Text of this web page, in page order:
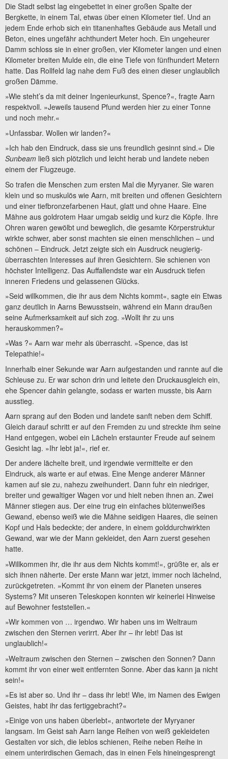
Die Stadt selbst lag eingebettet in einer großen Spalte der
Bergkette, in einem Tal, etwas über einen Kilometer tief. Und an
jedem Ende erhob sich ein titanenhaftes Gebäude aus Metall und
Beton, eines ungefähr achthundert Meter hoch. Ein ungeheurer
Damm schloss sie in einer großen, vier Kilometer langen und einen
Kilometer breiten Mulde ein, die eine Tiefe von fünfhundert Metern
hatte. Das Rollfeld lag nahe dem Fuß des einen dieser unglaublich
großen Dämme.
»Wie steht’s da mit deiner Ingenieurkunst, Spence?«, fragte Aarn
respektvoll. »Jeweils tausend Pfund werden hier zu einer Tonne
und noch mehr.«
»Unfassbar. Wollen wir landen?«
»Ich hab den Eindruck, dass sie uns freundlich gesinnt sind.« Die
Sunbeam ließ sich plötzlich und leicht herab und landete neben
einem der Flugzeuge.
So trafen die Menschen zum ersten Mal die Myryaner. Sie waren
klein und so muskulös wie Aarn, mit breiten und offenen Gesichtern
und einer tiefbronzefarbenen Haut, glatt und ohne Haare. Eine
Mähne aus goldrotem Haar umgab seidig und kurz die Köpfe. Ihre
Ohren waren gewölbt und beweglich, die gesamte Körperstruktur
wirkte schwer, aber sonst machten sie einen menschlichen – und
schönen – Eindruck. Jetzt zeigte sich ein Ausdruck neugierig-
überraschten Interesses auf ihren Gesichtern. Sie schienen von
höchster Intelligenz. Das Auffallendste war ein Ausdruck tiefen
inneren Friedens und gelassenen Glücks.
»Seid willkommen, die ihr aus dem Nichts kommt«, sagte ein Etwas
ganz deutlich in Aarns Bewusstsein, während ein Mann draußen
seine Aufmerksamkeit auf sich zog. »Wollt ihr zu uns
herauskommen?«
»Was ?« Aarn war mehr als überrascht. »Spence, das ist
Telepathie!«
Innerhalb einer Sekunde war Aarn aufgestanden und rannte auf die
Schleuse zu. Er war schon drin und leitete den Druckausgleich ein,
ehe Spencer dahin gelangte, sodass er warten musste, bis Aarn
ausstieg.
Aarn sprang auf den Boden und landete sanft neben dem Schiff.
Gleich darauf schritt er auf den Fremden zu und streckte ihm seine
Hand entgegen, wobei ein Lächeln erstaunter Freude auf seinem
Gesicht lag. »Ihr lebt ja!«, rief er.
Der andere lächelte breit, und irgendwie vermittelte er den
Eindruck, als warte er auf etwas. Eine Menge anderer Männer
kamen auf sie zu, nahezu zweihundert. Dann fuhr ein niedriger,
breiter und gewaltiger Wagen vor und hielt neben ihnen an. Zwei
Männer stiegen aus. Der eine trug ein einfaches blütenweißes
Gewand, ebenso weiß wie die Mähne seidigen Haares, die seinen
Kopf und Hals bedeckte; der andere, in einem golddurchwirkten
Gewand, war wie der Mann gekleidet, den Aarn zuerst gesehen
hatte.
»Willkommen ihr, die ihr aus dem Nichts kommt!«, grüßte er, als er
sich ihnen näherte. Der erste Mann war jetzt, immer noch lächelnd,
zurückgetreten. »Kommt ihr von einem der Planeten unseres
Systems? Mit unseren Teleskopen konnten wir keinerlei Hinweise
auf Bewohner feststellen.«
»Wir kommen von … irgendwo. Wir haben uns im Weltraum
zwischen den Sternen verirrt. Aber ihr – ihr lebt! Das ist
unglaublich!«
»Weltraum zwischen den Sternen – zwischen den Sonnen? Dann
kommt ihr von einer weit entfernten Sonne. Aber das kann ja nicht
sein!«
»Es ist aber so. Und ihr – dass ihr lebt! Wie, im Namen des Ewigen
Geistes, habt ihr das fertiggebracht?«
»Einige von uns haben überlebt«, antwortete der Myryaner
langsam. Im Geist sah Aarn lange Reihen von weiß gekleideten
Gestalten vor sich, die leblos schienen, Reihe neben Reihe in
einem unterirdischen Gemach, das in einen Fels hineingesprengt